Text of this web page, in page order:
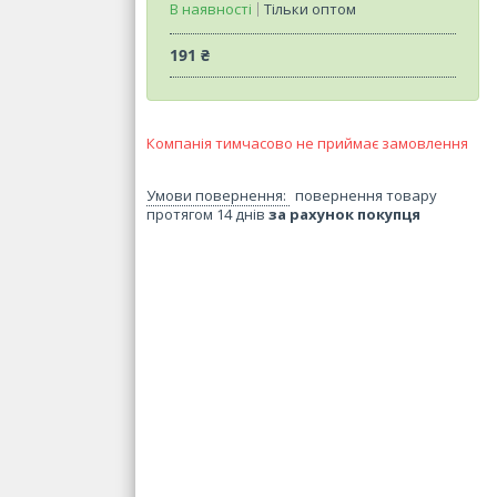
В наявності Тільки оптом
191 ₴
Компанія тимчасово не приймає замовлення
повернення товару
протягом 14 днів за рахунок покупця